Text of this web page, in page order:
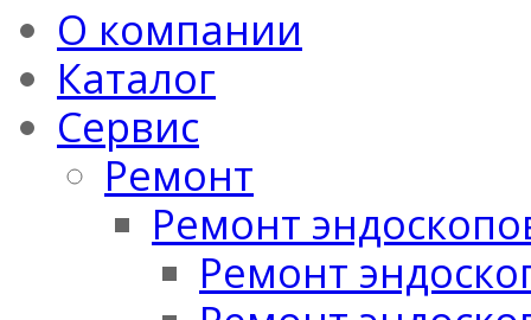
О компании
Каталог
Сервис
Ремонт
Ремонт
Ремонт